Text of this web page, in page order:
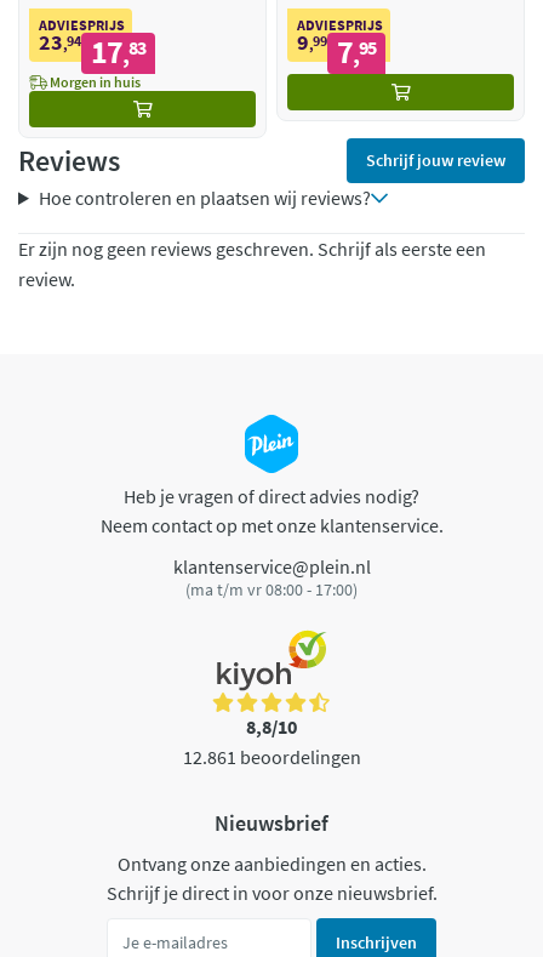
ADVIESPRIJS
23,94 17,83
Morgen in huis
ADVIESPRIJS
9,99 7,95
Reviews Schrijf jouw review
Hoe controleren en plaatsen wij reviews?
Er zijn nog geen reviews geschreven. Schrijf als eerste een
review.
Heb je vragen of direct advies nodig?
Neem contact op met onze klantenservice.
klantenservice@plein.nl
(ma t/m vr 08:00 - 17:00)
8,8/10
12.861 beoordelingen
Nieuwsbrief
Ontvang onze aanbiedingen en acties.
Schrijf je direct in voor onze nieuwsbrief.
Inschrijven